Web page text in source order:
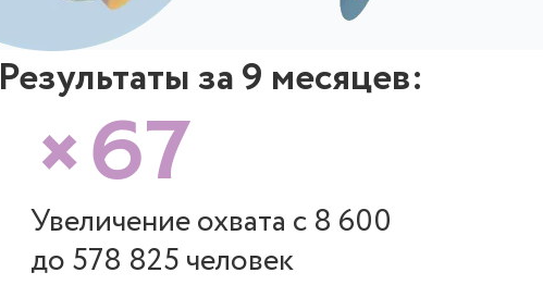
Результаты за 9 месяцев:
×67
Увеличение охвата с 8 600
до 578 825 человек